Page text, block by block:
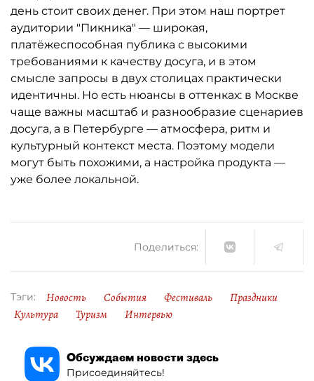
день стоит своих денег. При этом наш портрет
аудитории "Пикника" — широкая,
платёжеспособная публика с высокими
требованиями к качеству досуга, и в этом
смысле запросы в двух столицах практически
идентичны. Но есть нюансы в оттенках: в Москве
чаще важны масштаб и разнообразие сценариев
досуга, а в Петербурге — атмосфера, ритм и
культурный контекст места. Поэтому модели
могут быть похожими, а настройка продукта —
уже более локальной.
Поделиться:
Тэги: Новость События Фестиваль
Праздники
Культура
Туризм Интервью
Обсуждаем новости здесь
Присоединяйтесь!